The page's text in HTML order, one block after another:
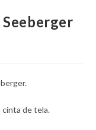
cinta de tela.